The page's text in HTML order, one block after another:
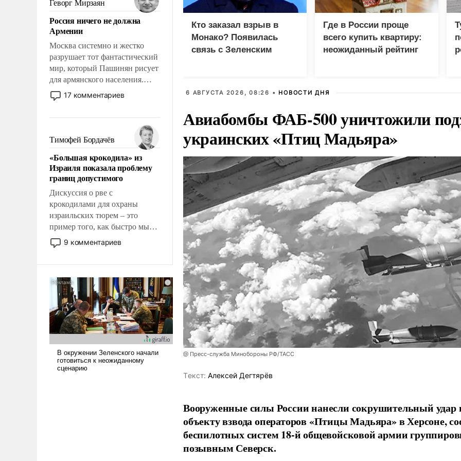
означает многолетний период
уязвимости США, например,
перед Китаем.
Геворг Мирзаян
Россия ничего не должна
Армении
Москва системно и жестко
разрушает тот фантастический
мир, который Пашинян рисует
для армянского населения.
Мир, где политические
прожекты будут безусловно
налогоплательщиков и где
Еревану за свои поступки не
нужно отвечать.
17 комментариев
Тимофей Бордачёв
«Большая крокодила» из
Израиля показала проблему
границ допустимого
Дискуссия о рве с
крокодилами для охраны
израильских тюрем – это
пример того, как быстро мы
двигаемся по пути
революционных изменений.
псевдонаучной фантастики,
стало всерьез обсуждаемой
идеей.
9 комментариев
Кто заказал взрыв в
Монако? Появилась
связь с Зеленским
Где в России проще
всего купить квартиру:
неожиданный рейтинг
6 АВГУСТА 2026, 08:26 • НОВОСТИ ДНЯ
Авиабомбы ФАБ-500 уничтожили
украинских «Птиц Мадьяра»
@ Пресс-служба Минобороны РФ/ТАСС
Tекст: Алексей Дегтярёв
Вооруженные силы России нанесли сокрушительный удар
объекту взвода операторов «Птицы Мадьяра» в Херсоне,
беспилотных систем 18-й общевойсковой армии
позывным Северск.